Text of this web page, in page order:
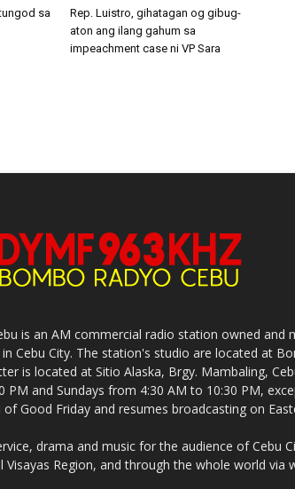
sa
Rep. Luistro, gihatagan og gibug-
aton ang ilang gahum sa
impeachment case ni VP Sara
is an AM commercial radio station owned and
Cebu City. The station's studio are located at
is located at Sitio Alaska, Brgy. Mambaling,
and Sundays from 4:30 AM to 10:30 PM,
Good Friday and resumes broadcasting on
drama and music for the audience of Cebu
Visayas Region, and through the whole world via